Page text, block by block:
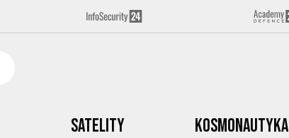
Satelity Kosmonautyka